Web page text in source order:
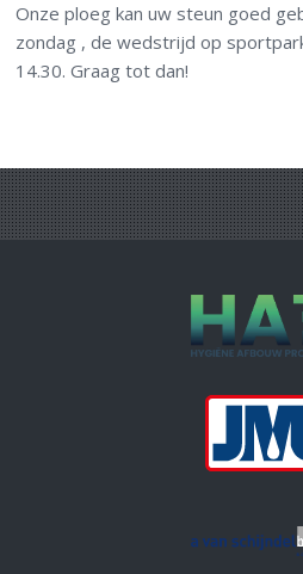
Onze ploeg kan uw steun goed
zondag , de wedstrijd op
14.30. Graag tot dan!